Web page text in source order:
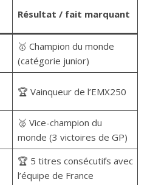
Résultat / fait marquant
🥇 Champion du monde
(catégorie junior)
🏆 Vainqueur de l’EMX250
🥈 Vice-champion du
monde (3 victoires de GP)
🏆 5 titres consécutifs avec
l’équipe de France